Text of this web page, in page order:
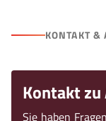
KONTAKT &
Kontakt
Sie haben